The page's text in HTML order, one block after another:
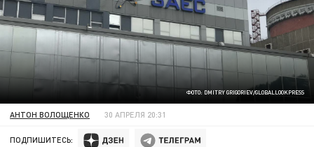
ФОТО: DMITRY GRIGORIEV/GLOBALLOOKPRESS
АНТОН ВОЛОЩЕНКО 30 АПРЕЛЯ 20:31
ПОДПИШИТЕСЬ: